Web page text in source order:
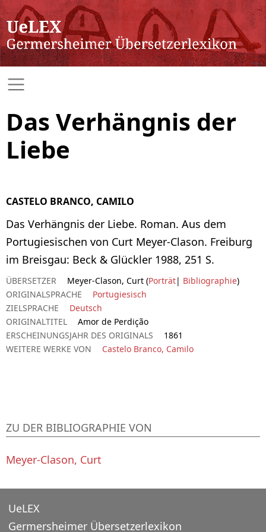
Das Verhängnis der
Liebe
CASTELO BRANCO, CAMILO
Das Verhängnis der Liebe. Roman. Aus dem
Portugiesischen von Curt Meyer-Clason. Freiburg
im Breisgau: Beck & Glückler 1988, 251 S.
ÜBERSETZER Meyer-Clason, Curt (Porträt| Bibliographie)
ORIGINALSPRACHE
Portugiesisch
ZIELSPRACHE
Deutsch
ORIGINALTITEL
Amor de Perdição
ERSCHEINUNGSJAHR DES ORIGINALS
1861
WEITERE WERKE VON
Castelo Branco, Camilo
ZU DER BIBLIOGRAPHIE VON
Meyer-Clason, Curt
UeLEX
Germersheimer Übersetzerlexikon